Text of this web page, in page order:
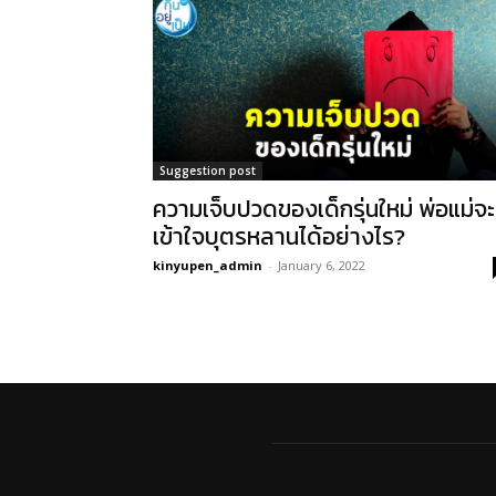
Suggestion post
ความเจ็บปวดของเด็กรุ่นใหม่ พ่อแม่จะ
เข้าใจบุตรหลานได้อย่างไร?
kinyupen_admin - January 6, 2022